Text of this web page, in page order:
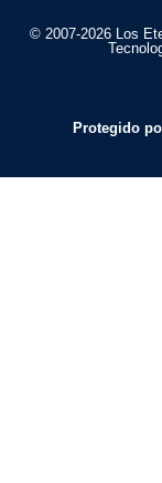
© 2007-2026 Los
Protegido